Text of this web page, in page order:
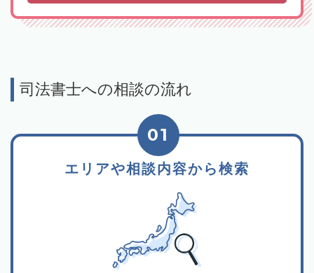
司法書士への相談の流れ
エリアや相談内容から検索
01